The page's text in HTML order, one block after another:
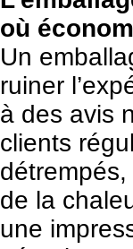
où
Un
ruiner
à des avis
clients
de la
une